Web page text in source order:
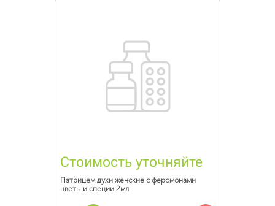
Стоимость уточняйте
Патрицем духи женские с феромонами
цветы и специи 2мл